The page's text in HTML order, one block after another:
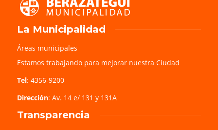
La Municipalidad
Áreas municipales
Estamos trabajando para mejorar nuestra Ciudad
Tel: 4356-9200
Dirección: Av. 14 e/ 131 y 131A
Transparencia